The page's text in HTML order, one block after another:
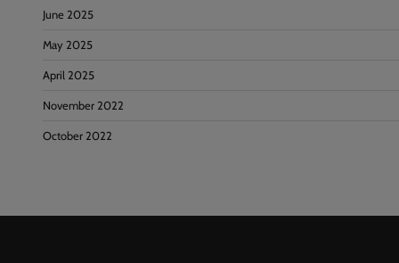
June 2025
May 2025
April 2025
November 2022
October 2022